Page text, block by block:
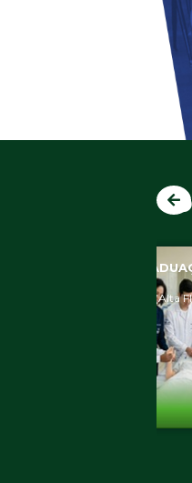
DIREITO - GRADUAÇÃO
2. Graduação Presencial (Alta